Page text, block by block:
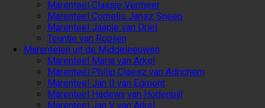
Marenteel Claasje Vermeer
Marenteel Cornelis Jansz Sneep
Marenteel Jaapje van Driel
Teuntje van Rooijen
Marentelen uit de Middeleeuwen
Marenteel Maria van Arkel
Marenteel Philip Claesz van Adrichem
Marenteel Jan II van Egmont
Marenteel Hadewij van Hodenpijl
Marenteel Jan V van Arkel